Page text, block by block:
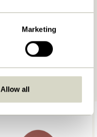
Marketing
Allow all